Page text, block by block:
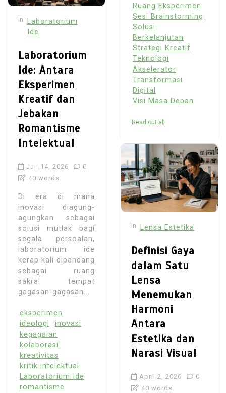
In
Laboratorium
Ide
Laboratorium
Ide: Antara
Eksperimen
Kreatif dan
Jebakan
Romantisme
Intelektual
Juli 14, 2026
0
40 words
Di era di mana
inovasi diagung-
agungkan sebagai
solusi mutlak bagi
segala persoalan,
laboratorium ide
kerap kali dipandang
sebagai ruang
sakral tempat
gagasan-gagasan...
eksperimen
ideologi
inovasi
kegagalan
kolaborasi
kreativitas
kritik intelektual
Laboratorium Ide
romantisme
Ruang Eksperimen
Sesi Brainstorming
Solusi
Berkelanjutan
Strategi Kreatif
Teknologi
Akselerator
Transformasi
Digital
Visi Masa Depan
Read out all
In Lensa Estetika
Definisi Gaya
dalam Satu
Lensa
Menemukan
Harmoni
Antara
Estetika dan
Narasi Visual
April 2, 2026
0
40 words